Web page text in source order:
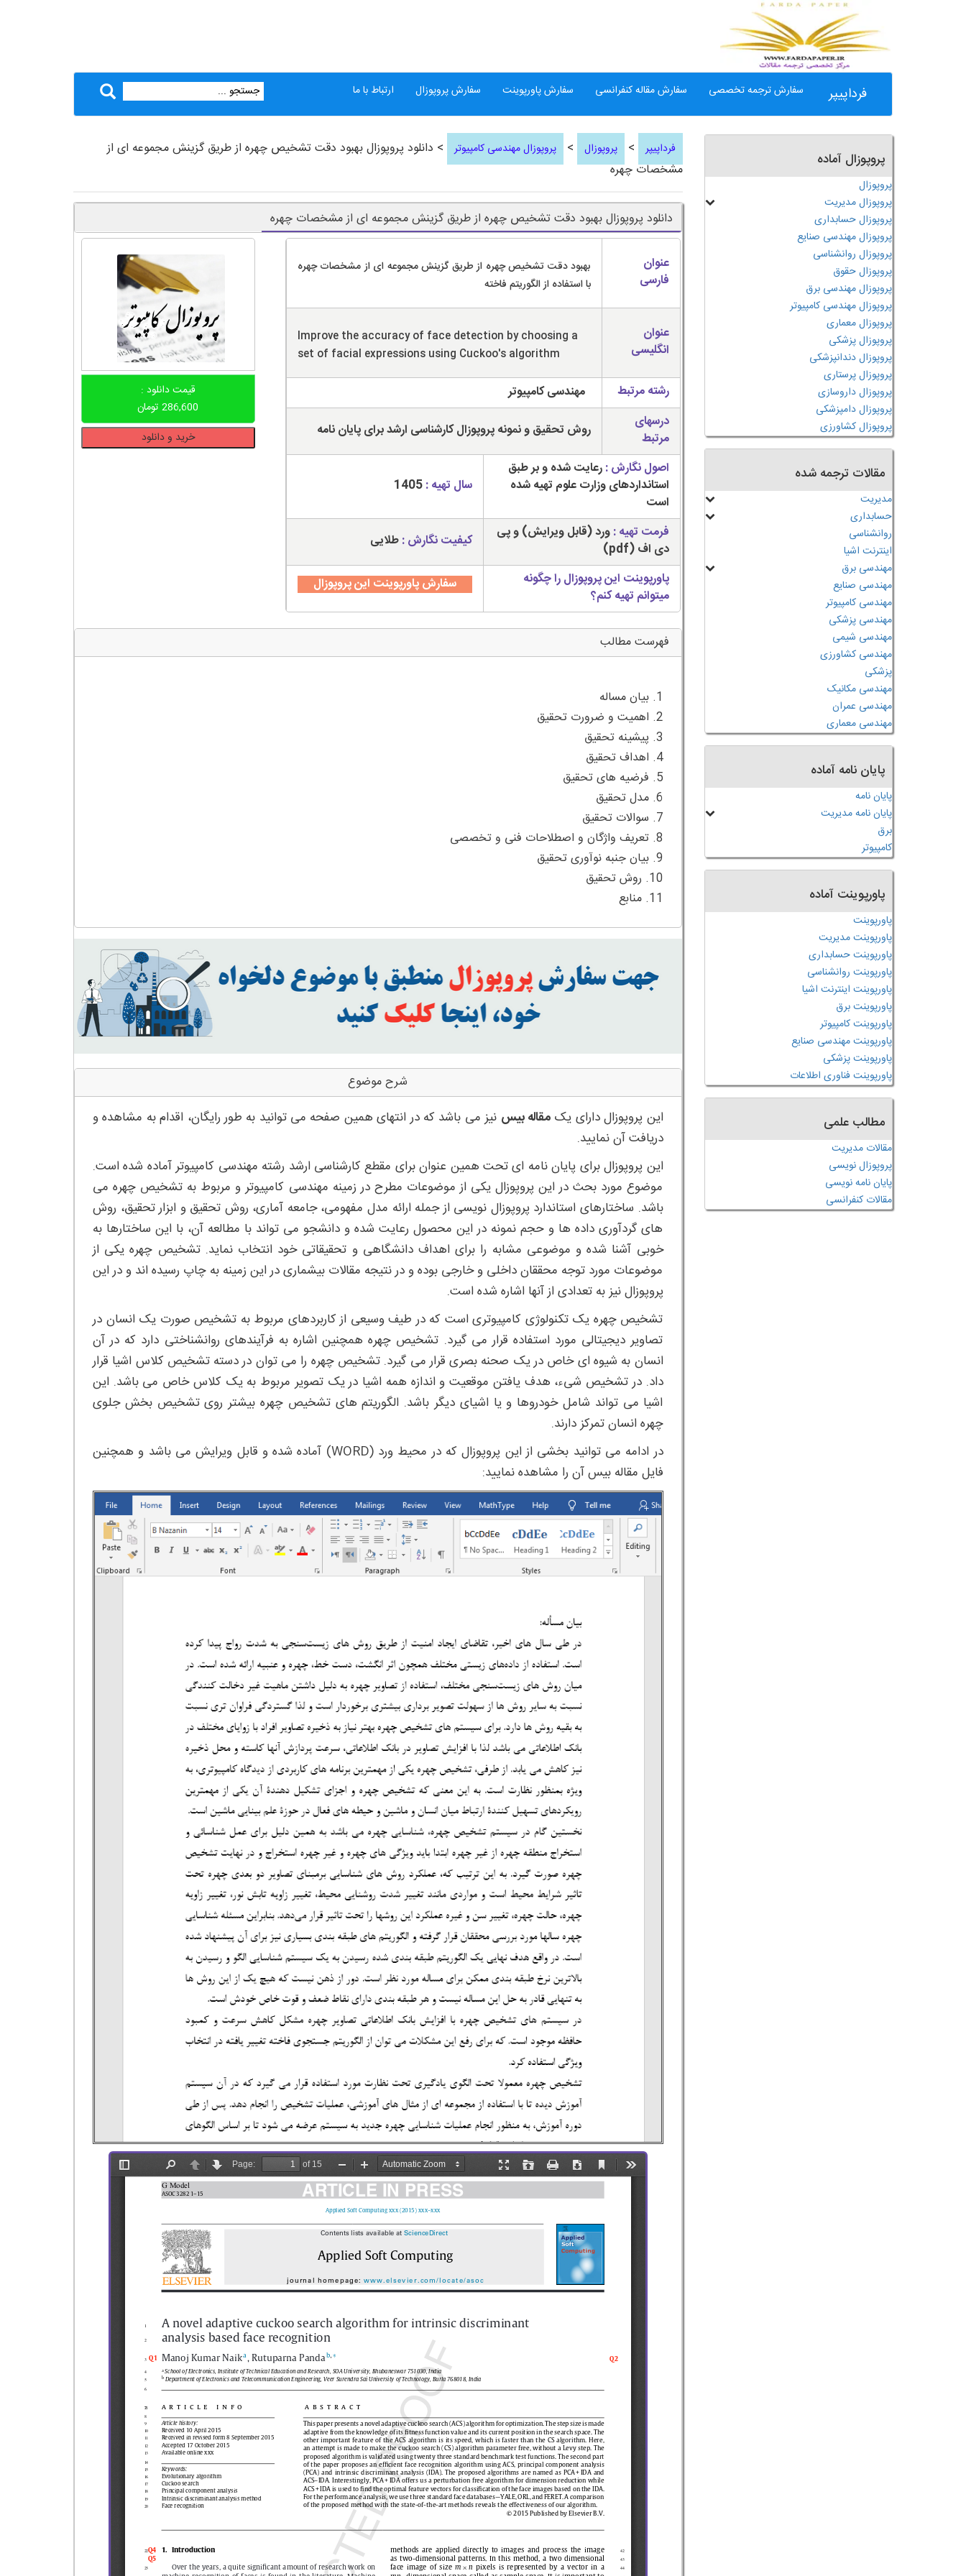
فرداپیپر سفارش ترجمه تخصصی سفارش مقاله کنفرانسی سفارش پاورپوینت سفارش پروپوزال ارتباط با ما
فرداپیپر > پروپوزال > پروپوزال مهندسی کامپیوتر
> دانلود پروپوزال بهبود دقت تشخیص چهره از طریق گزینش مجموعه ای از
مشخصات چهره
دانلود پروپوزال بهبود دقت تشخیص چهره از طریق گزینش مجموعه ای از مشخصات چهره
عنوان
فارسی
بهبود دقت تشخیص چهره از طریق گزینش مجموعه ای از مشخصات چهره
با استفاده از الگوریتم فاخته
عنوان
انگلیسی
Improve the accuracy of face detection by choosing a
set of facial expressions using Cuckoo's algorithm
رشته مرتبط
مهندسی کامپیوتر
درسهای
مرتبط
روش تحقیق و نمونه پروپوزال کارشناسی ارشد برای پایان نامه
اصول نگارش :رعایت شده و بر طبق
استانداردهای وزارت علوم تهیه شده
است
سال تهیه :1405
فرمت تهیه :ورد (قابل ویرایش) و پی
دی اف (pdf)
کیفیت نگارش :طلایی
پاورپوینت این پروپوزال را چگونه
میتوانم تهیه کنم؟
سفارش پاورپوینت این پروپوزال
قیمت دانلود :
286,600 تومان
پروپوزال
از
چهره
خرید و دانلود
فهرست مطالب
11. منابع
شرح موضوع
این پروپوزال دارای یکمقاله بیس نیز می باشد که در انتهای همین صفحه می توانید به طور رایگان، اقدام به مشاهده و
دریافت آن نمایید.
این پروپوزال برای پایان نامه ای تحت همین عنوان برای مقطع کارشناسی ارشد رشته مهندسی کامپیوتر آماده شده است.
موضوع مورد بحث در این پروپوزال یکی از موضوعات مطرح در زمینه مهندسی کامپیوتر و مربوط به تشخیص چهره می
باشد. ساختارهای استاندارد پروپوزال نویسی از جمله ارائه مدل مفهومی، جامعه آماری، روش تحقیق و ابزار تحقیق، روش
های گردآوری داده ها و حجم نمونه در این محصول رعایت شده و دانشجو می تواند با مطالعه آن، با این ساختارها به
خوبی آشنا شده و موضوعی مشابه را برای اهداف دانشگاهی و تحقیقاتی خود انتخاب نماید. تشخیص چهره یکی از
موضوعات مورد توجه محققان داخلی و خارجی بوده و در نتیجه مقالات بیشماری در این زمینه به چاپ رسیده اند و در این
پروپوزال نیز به تعدادی از آنها اشاره شده است.
تشخیص چهره یک تکنولوژی کامپیوتری است که در طیف وسیعی از کاربردهای مربوط به تشخیص صورت یک انسان در
تصاویر دیجیتالی مورد استفاده قرار می گیرد. تشخیص چهره همچنین اشاره به فرآیندهای روانشناختی دارد که در آن
انسان به شیوه ای خاص در یک صحنه بصری قرار می گیرد. تشخیص چهره را می توان در دسته تشخیص کلاس اشیا قرار
داد. در تشخیص شیء، هدف یافتن موقعیت و اندازه همه اشیا در یک تصویر مربوط به یک کلاس خاص می باشد. این
اشیا می تواند شامل خودروها و یا اشیای دیگر باشد. الگوریتم های تشخیص چهره بیشتر روی تشخیص بخش جلوی
چهره انسان تمرکز دارند.
در ادامه می توانید بخشی از این پروپوزال که در محیط ورد (WORD) آماده شده و قابل ویرایش می باشد و همچنین
فایل مقاله بیس آن را مشاهده نمایید:
پروپوزال آماده
پروپوزال
پروپوزال مدیریت
پروپوزال حسابداری
پروپوزال مهندسی صنایع
پروپوزال روانشناسی
پروپوزال حقوق
پروپوزال مهندسی برق
پروپوزال مهندسی کامپیوتر
پروپوزال معماری
پروپوزال پزشکی
پروپوزال دندانپزشکی
پروپوزال پرستاری
پروپوزال داروسازی
پروپوزال دامپزشکی
پروپوزال کشاورزی
مقالات ترجمه شده
مدیریت
حسابداری
روانشناسی
اینترنت اشیا
مهندسی برق
مهندسی صنایع
مهندسی کامپیوتر
مهندسی پزشکی
مهندسی شیمی
مهندسی کشاورزی
پزشکی
مهندسی مکانیک
مهندسی عمران
مهندسی معماری
پایان نامه آماده
پایان نامه
پایان نامه مدیریت
برق
کامپیوتر
پاورپوینت آماده
پاورپوینت
پاورپوینت مدیریت
پاورپوینت حسابداری
پاورپوینت روانشناسی
پاورپوینت اینترنت اشیا
پاورپوینت برق
پاورپوینت کامپیوتر
پاورپوینت مهندسی صنایع
پاورپوینت پزشکی
پاورپوینت فناوری اطلاعات
مطالب علمی
مقالات مدیریت
پروپوزال نویسی
پایان نامه نویسی
مقالات کنفرانسی